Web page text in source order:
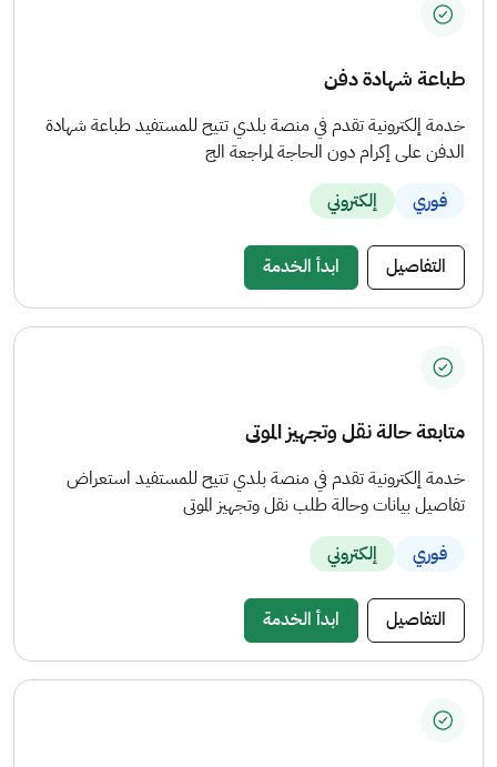
طباعة شهادة دفن
خدمة إلكترونية تقدم في منصة بلدي تتيح للمستفيد طباعة شهادة
الدفن على إكرام دون الحاجة لمراجعة الج
فوري
إلكتروني
التفاصيل ابدأ الخدمة
متابعة حالة نقل وتجهيز الموتى
خدمة إلكترونية تقدم في منصة بلدي تتيح للمستفيد استعراض
تفاصيل بيانات وحالة طلب نقل وتجهيز الموتى
فوري
إلكتروني
التفاصيل ابدأ الخدمة